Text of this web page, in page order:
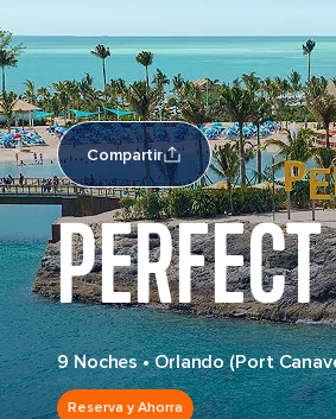
Compartir
9 Noches•Orlando (Port
Reserva y Ahorra